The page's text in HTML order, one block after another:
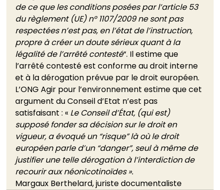
de ce que les conditions posées par l’article 53
du règlement (UE) n° 1107/2009 ne sont pas
respectées n’est pas, en l’état de l’instruction,
propre à créer un doute sérieux quant à la
légalité de l’arrêté contesté“. Il estime que
l’arrêté contesté est conforme au droit interne
et à la dérogation prévue par le droit européen.
L’ONG Agir pour l’environnement estime que cet
argument du Conseil d’Etat n’est pas
satisfaisant : « Le Conseil d’État, (qui est)
supposé fonder sa décision sur le droit en
vigueur, a évoqué un “risque” là où le droit
européen parle d’un “danger”, seul à même de
justifier une telle dérogation à l’interdiction de
recourir aux néonicotinoïdes ».
Margaux Berthelard, juriste documentaliste